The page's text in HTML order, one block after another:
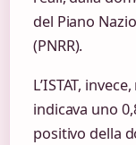
del Piano
(PNRR).
L’ISTAT,
indicava uno
positivo della